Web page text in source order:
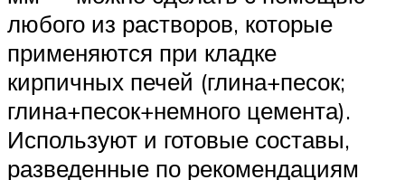
любого из растворов, которые
применяются при кладке
кирпичных печей (глина+песок;
глина+песок+немного цемента).
Используют и готовые составы,
разведенные по рекомендациям